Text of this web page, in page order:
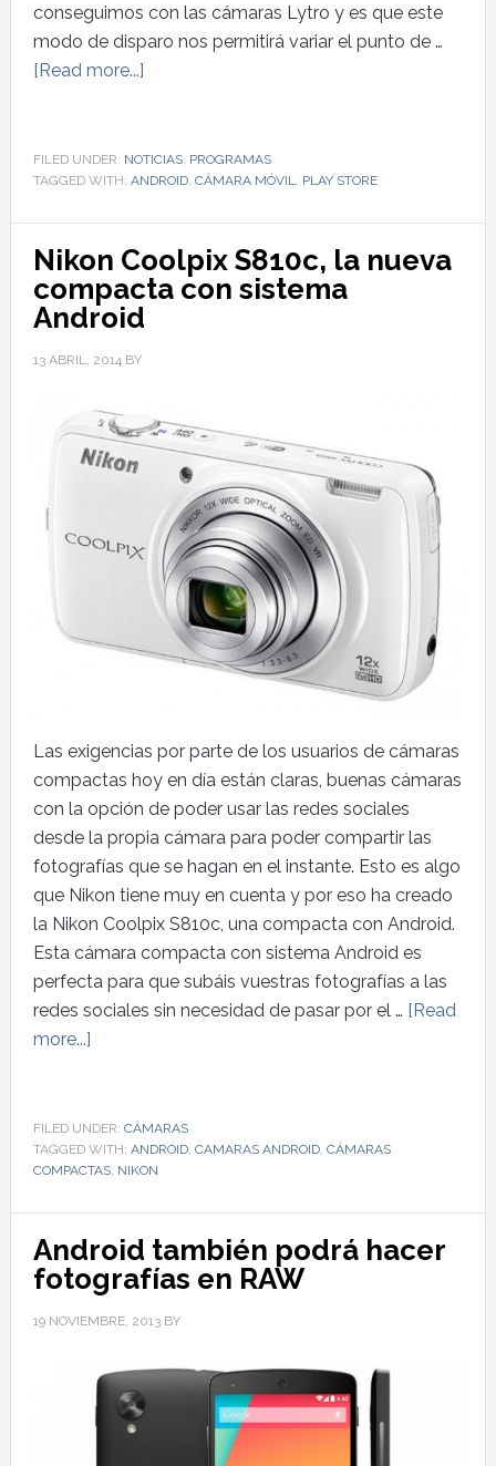
conseguimos con las cámaras Lytro y es que este
modo de disparo nos permitirá variar el punto de …
[Read more...]
FILED UNDER: NOTICIAS, PROGRAMAS
TAGGED WITH: ANDROID, CÁMARA MÓVIL PLAY STORE
Nikon Coolpix S810c, la nueva
compacta con sistema
Android
13 ABRIL, 2014 BY
Las exigencias por parte de los usuarios de cámaras
compactas hoy en día están claras, buenas cámaras
con la opción de poder usar las redes sociales
desde la propia cámara para poder compartir las
fotografías que se hagan en el instante. Esto es algo
que Nikon tiene muy en cuenta y por eso ha creado
la Nikon Coolpix S810c, una compacta con Android.
Esta cámara compacta con sistema Android es
perfecta para que subáis vuestras fotografías a las
redes sociales sin necesidad de pasar por el … [Read
more...]
FILED UNDER: CÁMARAS
TAGGED WITH: ANDROID, CAMARAS ANDROID, CÁMARAS
COMPACTAS, NIKON
Android también podrá hacer
fotografías en RAW
19 NOVIEMBRE, 2013BY